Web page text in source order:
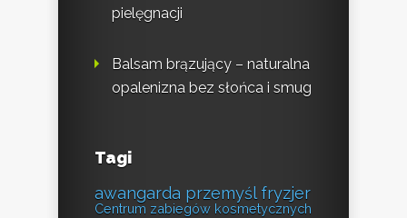
pielęgnacji
Balsam brązujący – naturalna
opalenizna bez słońca i smug
Tagi
awangarda przemyśl fryzjer
Centrum zabiegów kosmetycznych